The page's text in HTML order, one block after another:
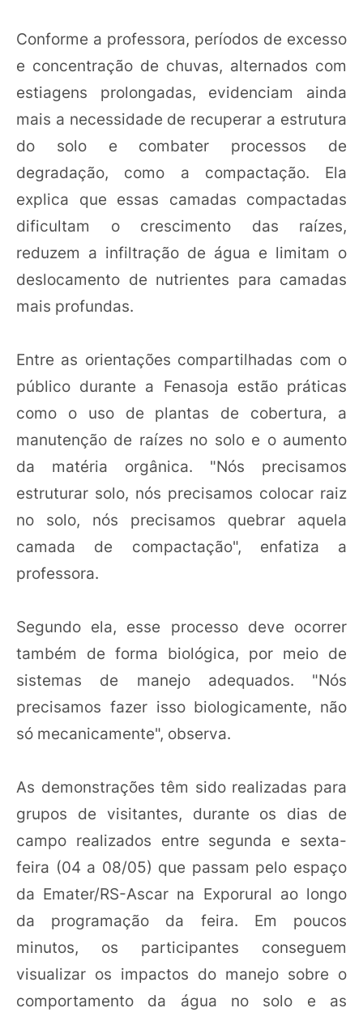
Conforme a professora, períodos de excesso
e concentração de chuvas, alternados com
estiagens prolongadas, evidenciam ainda
mais a necessidade de recuperar a estrutura
do solo e combater processos de
degradação, como a compactação. Ela
explica que essas camadas compactadas
dificultam o crescimento das raízes,
reduzem a infiltração de água e limitam o
deslocamento de nutrientes para camadas
mais profundas.
Entre as orientações compartilhadas com o
público durante a Fenasoja estão práticas
como o uso de plantas de cobertura, a
manutenção de raízes no solo e o aumento
da matéria orgânica. "Nós precisamos
estruturar solo, nós precisamos colocar raiz
no solo, nós precisamos quebrar aquela
camada de compactação", enfatiza a
professora.
Segundo ela, esse processo deve ocorrer
também de forma biológica, por meio de
sistemas de manejo adequados. "Nós
precisamos fazer isso biologicamente, não
só mecanicamente", observa.
As demonstrações têm sido realizadas para
grupos de visitantes, durante os dias de
campo realizados entre segunda e sexta-
feira (04 a 08/05) que passam pelo espaço
da Emater/RS-Ascar na Exporural ao longo
da programação da feira. Em poucos
minutos, os participantes conseguem
visualizar os impactos do manejo sobre o
comportamento da água no solo e as